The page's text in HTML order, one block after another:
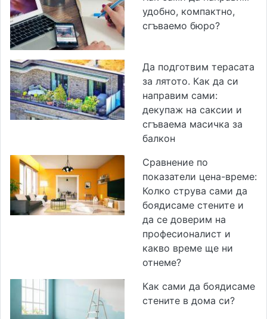
удобно, компактно,
сгъваемо бюро?
Да подготвим терасата
за лятото. Как да си
направим сами:
декупаж на саксии и
сгъваема масичка за
балкон
Сравнение по
показатели цена-време:
Колко струва сами да
боядисаме стените и
да се доверим на
професионалист и
какво време ще ни
отнеме?
Как сами да боядисаме
стените в дома си?